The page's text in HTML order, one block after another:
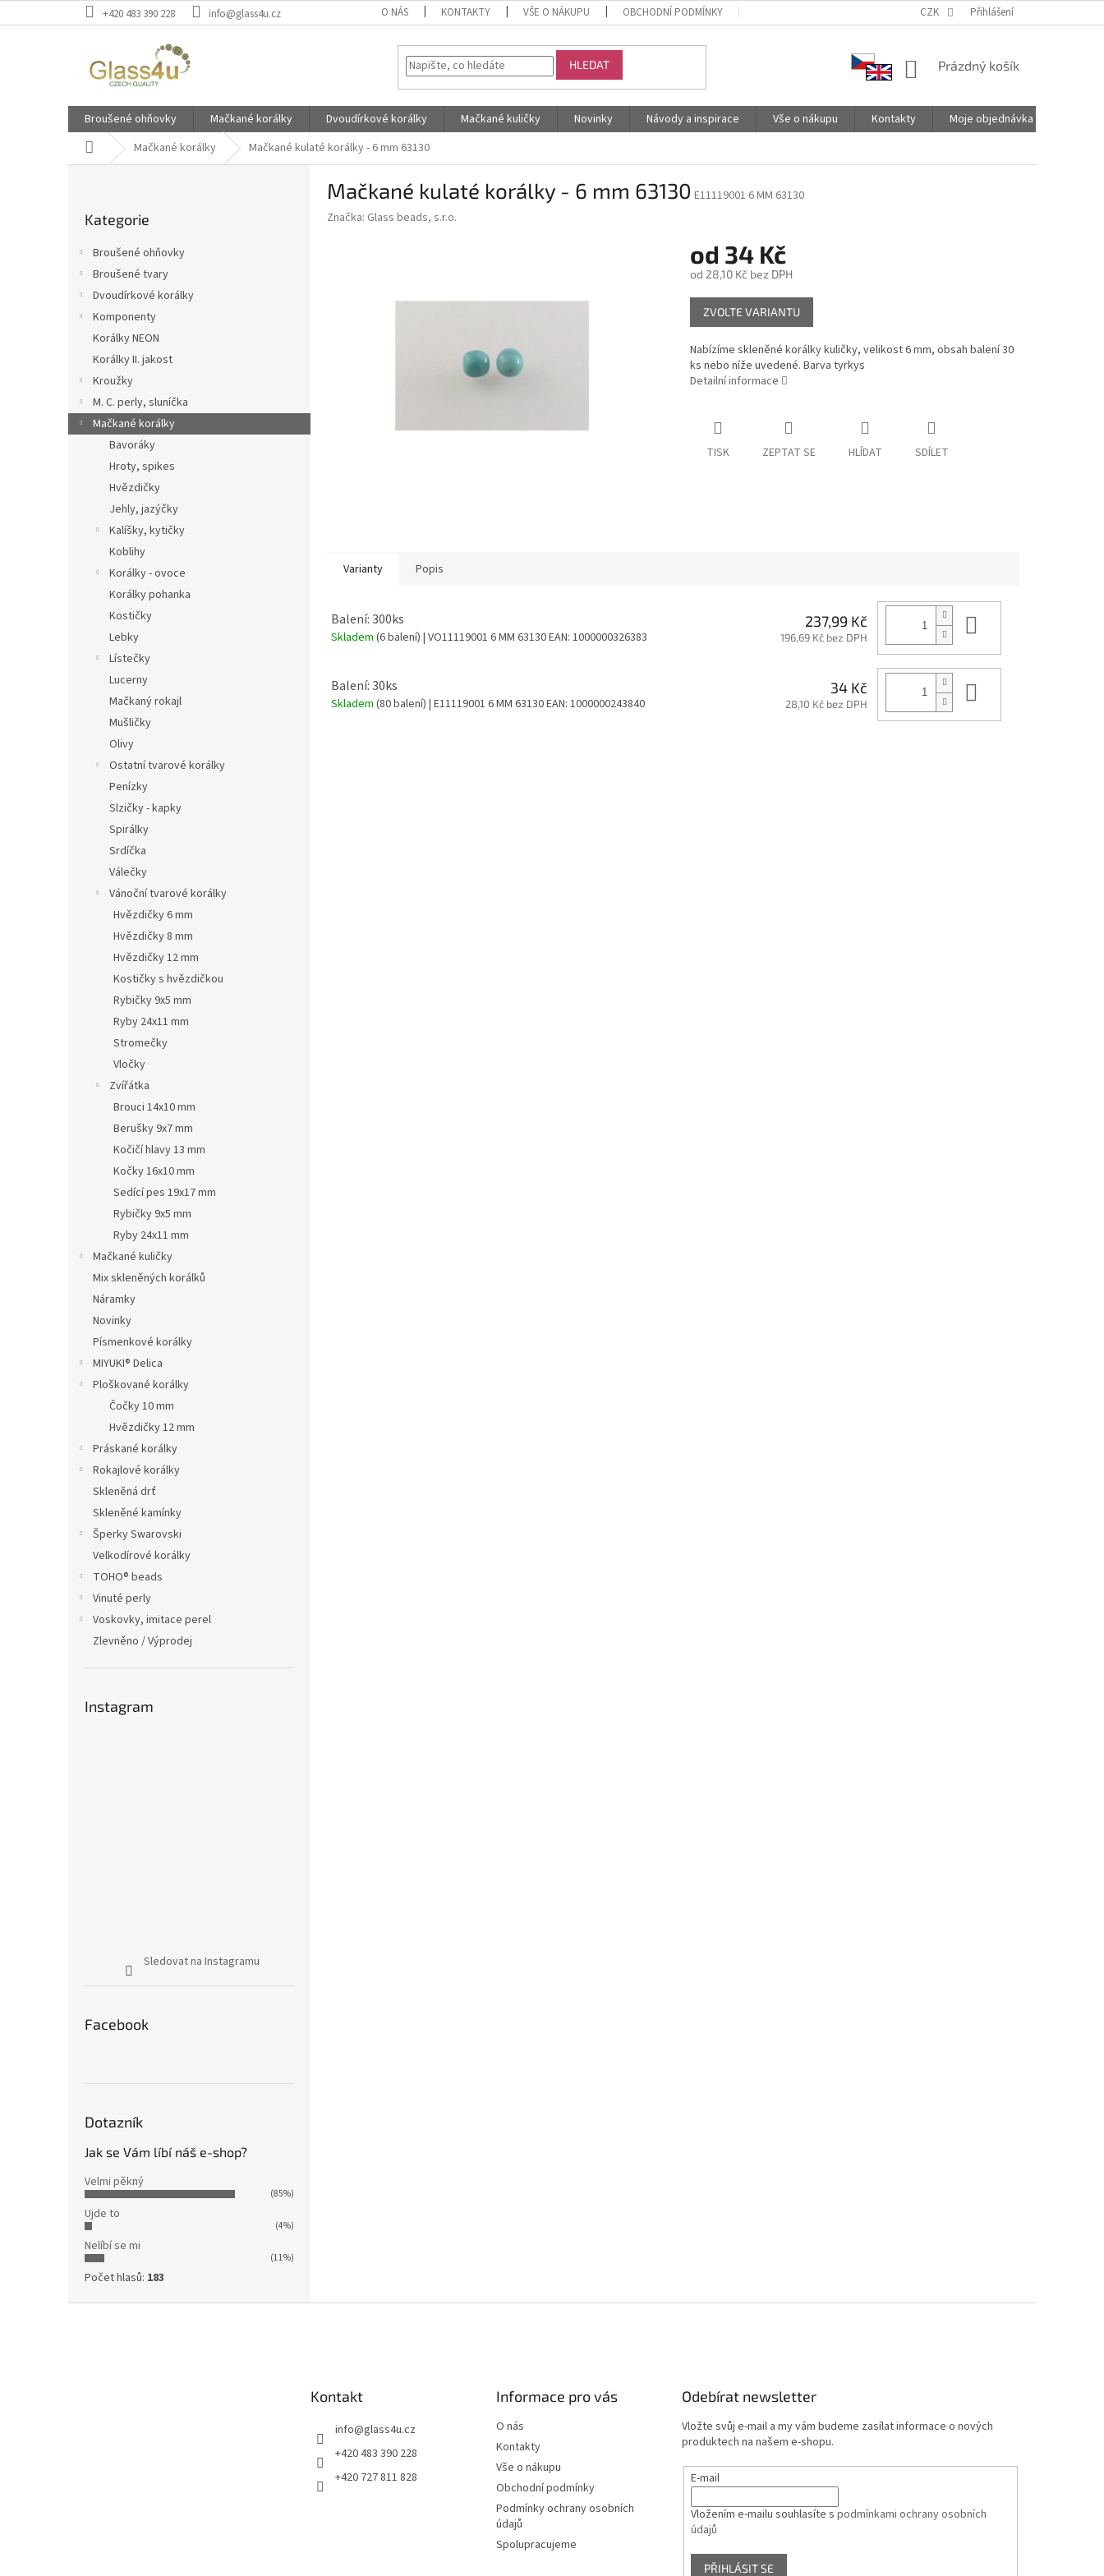
na
+420 483 390 228 info@glass4u.cz O NÁS KONTAKTY VŠE O NÁKUPU OBCHODNÍ PODMÍNKY PODMÍNKY OCHRANY OSOBNÍCH ÚDAJŮ SPOLUPRACUJEME
CZK Přihlášení
HLEDAT
NÁKUPNÍ
Prázdný košík
Broušené ohňovky Mačkané korálky Dvoudírkové korálky Mačkané kuličky Novinky Návody a inspirace Vše o nákupu Kontakty
Moje objednávka
Domů Mačkané korálky Mačkané kulaté korálky - 6 mm 63130
l
kategorie
Kategorie
Broušené ohňovky
Broušené tvary
Dvoudírkové korálky
Komponenty
Korálky NEON
Korálky II. jakost
Kroužky
M. C. perly, sluníčka
Mačkané korálky
Bavoráky
Hroty, spikes
Hvězdičky
Jehly, jazýčky
Kalíšky, kytičky
Koblihy
Korálky - ovoce
Korálky pohanka
Kostičky
Lebky
Lístečky
Lucerny
Mačkaný rokajl
Mušličky
Olivy
Ostatní tvarové korálky
Penízky
Slzičky - kapky
Spirálky
Srdíčka
Válečky
Vánoční tvarové korálky
Hvězdičky 6 mm
Hvězdičky 8 mm
Hvězdičky 12 mm
Kostičky s hvězdičkou
Rybičky 9x5 mm
Ryby 24x11 mm
Stromečky
Vločky
Zvířátka
Brouci 14x10 mm
Berušky 9x7 mm
Kočičí hlavy 13 mm
Kočky 16x10 mm
Sedící pes 19x17 mm
Rybičky 9x5 mm
Ryby 24x11 mm
Mačkané kuličky
Mix skleněných korálků
Náramky
Novinky
Písmenkové korálky
MIYUKI® Delica
Ploškované korálky
Čočky 10 mm
Hvězdičky 12 mm
Práskané korálky
Rokajlové korálky
Skleněná drť
Skleněné kamínky
Šperky Swarovski
Velkodírové korálky
TOHO® beads
Vinuté perly
Voskovky, imitace perel
Zlevněno / Výprodej
Instagram
Sledovat na Instagramu
Facebook
Dotazník
Jak se Vám líbí náš e-shop?
Velmi pěkný
(85%)
Ujde to
(4%)
Nelíbí se mi
(11%)
Počet hlasů: 183
Mačkané kulaté korálky - 6 mm 63130 E11119001 6 MM 63130
Značka: Glass beads, s.r.o.
od 34 Kč
od 28,10 Kčbez DPH
Měrná
cena:
ZVOLTE VARIANTU
Nabízíme skleněné korálky kuličky, velikost 6 mm, obsah balení 30
ks nebo níže uvedené. Barva tyrkys
Detailní informace
TISK ZEPTAT SE HLÍDAT SDÍLET
Varianty Popis
Balení: 300ks
Skladem (6 balení) | VO11119001 6 MM 63130EAN: 1000000326383
237,99 Kč
196,69 Kč bez DPH
Balení: 30ks
Skladem (80 balení) | E11119001 6 MM 63130EAN: 1000000243840
34 Kč
28,10 Kč bez DPH
Kontakt
info@glass4u.cz
+420 483 390 228
+420 727 811 828
Informace pro vás
O nás
Kontakty
Vše o nákupu
Obchodní podmínky
Podmínky ochrany osobních
údajů
Spolupracujeme
Odebírat newsletter
Vložte svůj e-mail a my vám budeme zasílat informace o nových
produktech na našem e-shopu.
E-mail
Vložením e-mailu souhlasíte spodmínkami ochrany osobních
údajů
PŘIHLÁSIT SE